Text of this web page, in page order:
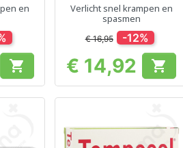
en

Verlicht snel krampen en
spasmen
€ 16,95 -12%
Prijs
€ 14,92 